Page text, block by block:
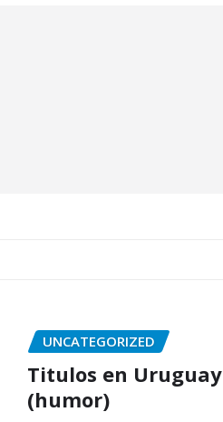
UNCATEGORIZED
Titulos en Uruguay
(humor)